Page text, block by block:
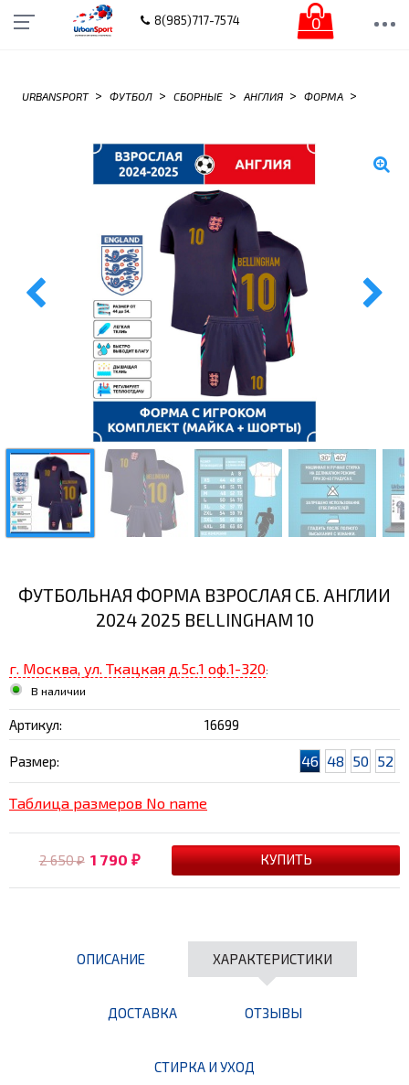
8(985)717-7574 0
URBANSPORT > ФУТБОЛ > СБОРНЫЕ > АНГЛИЯ > ФОРМА >
ФУТБОЛЬНАЯ ФОРМА ВЗРОСЛАЯ СБ. АНГЛИИ
2024 2025 BELLINGHAM 10
г. Москва, ул. Ткацкая д.5с.1 оф.1-320:
В наличии
Артикул: 16699
Размер: 46 48 50 52
Таблица размеров No name
2 650₽ 1 790 ₽
ОПИСАНИЕ ХАРАКТЕРИСТИКИ
ДОСТАВКА ОТЗЫВЫ
СТИРКА И УХОД